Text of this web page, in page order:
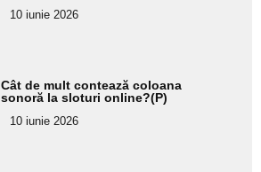
10 iunie 2026
Cât de mult contează coloana
sonoră la sloturi online?(P)
10 iunie 2026